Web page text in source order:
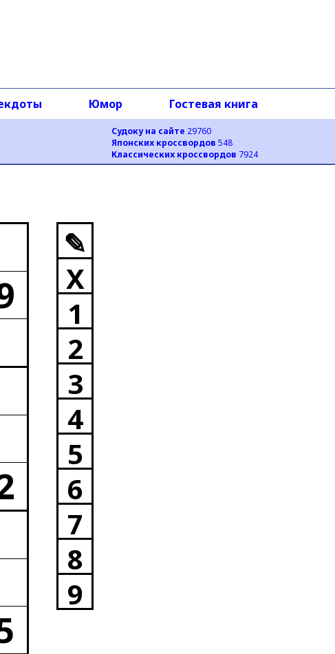
Судоку на сайте 29760
Японских кроссвордов 548
Классических кроссвордов 7924
Юмор Гостевая книга
✎
X
1
2
3
4
5
6
7
8
9